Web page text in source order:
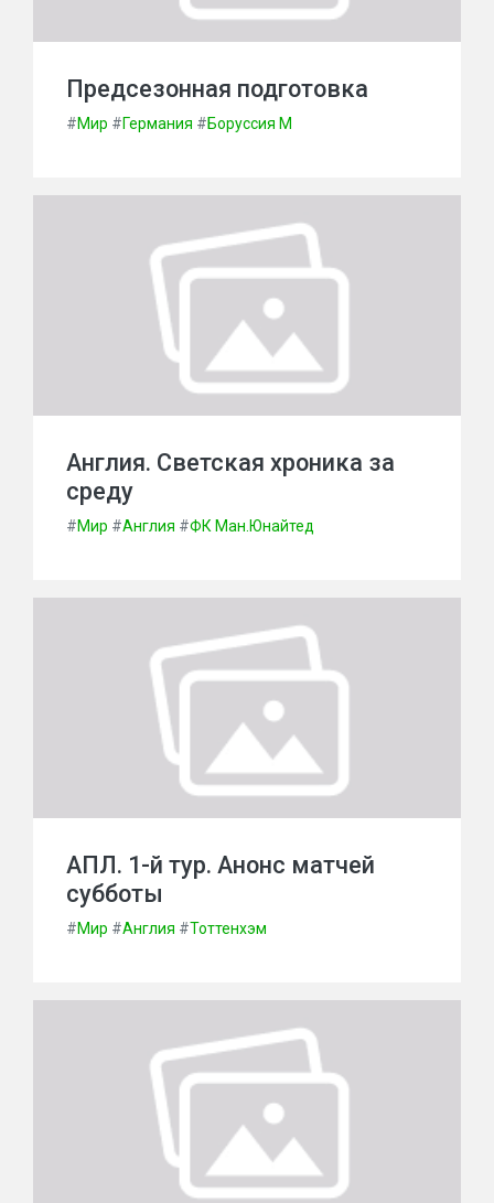
Предсезонная подготовка
#Мир #Германия #Боруссия М
Англия. Светская хроника за
среду
#Мир #Англия #ФК Ман.Юнайтед
АПЛ. 1-й тур. Анонс матчей
субботы
#Мир #Англия #Тоттенхэм